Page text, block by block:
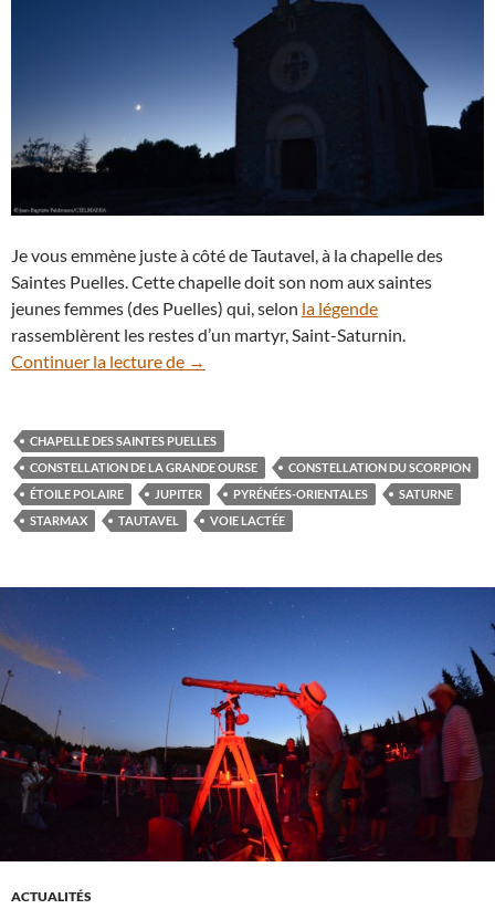
Je vous emmène juste à côté de Tautavel, à la chapelle des
Saintes Puelles. Cette chapelle doit son nom aux saintes
jeunes femmes (des Puelles) qui, selon la légende
rassemblèrent les restes d’un martyr, Saint-Saturnin.
Continuer la lecture de Une nuit d’été à la chapelle des Saintes
→
CHAPELLE DES SAINTES PUELLES
CONSTELLATION DE LA GRANDE OURSE
CONSTELLATION DU SCORPION
ÉTOILE POLAIRE
JUPITER PYRÉNÉES-ORIENTALES
SATURNE
STARMAX
TAUTAVEL VOIE LACTÉE
ACTUALITÉS